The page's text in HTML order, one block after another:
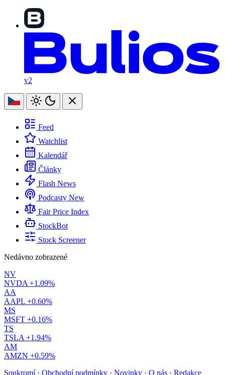
v2
Feed
Watchlist
Kalendář
Články
Flash News
Podcasty New
Fair Price Index
StockBot
Stock Screener
Nedávno zobrazené
NV
NVDA +1.09%
AA
AAPL +0.60%
MS
MSFT +0.16%
TS
TSLA +1.94%
AM
AMZN +0.59%
Soukromí · Obchodní podmínky · Novinky · O nás · Redakce